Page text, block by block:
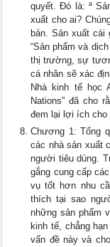
quyết. Đó là: ª
xuất cho ai?
bản. Sản xuất
“Sản phẩm và
thị trường, sự
cá nhân sẽ xác
Nhà kinh tế học
Nations” đã cho
đem lại lợi ích cho
Chương 1: Tổng
các nhà sản xuất
người tiêu dùng.
gắng cung cấp
vụ tốt hơn nhu
thích tại sao
những sản phẩm
kinh tế, chẳng
vấn đề này và